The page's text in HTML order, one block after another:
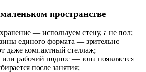
пространстве
— используем стену, а не пол;
единого формата — зрительно
даже компактный стеллаж;
или рабочий поднос — зона появляется
после занятия;